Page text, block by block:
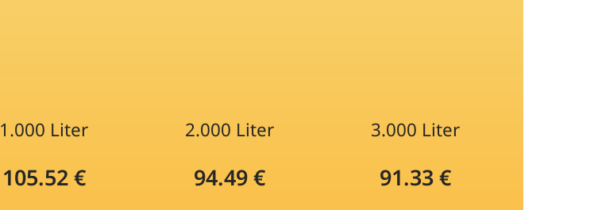
1.000 Liter 2.000 Liter
3.000 Liter
105.52 € 94.49 € 91.33 €